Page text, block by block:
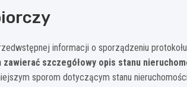
informacji o sporządzeniu
zawierać szczegółowy opis stanu
sporom dotyczącym stanu